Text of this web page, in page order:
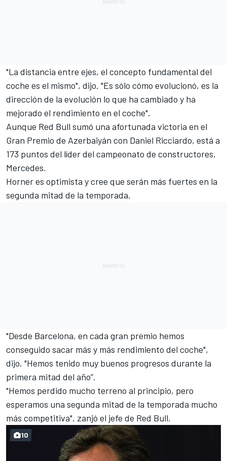
"La distancia entre ejes, el concepto fundamental del
coche es el mismo", dijo. "Es sólo cómo evolucionó, es la
dirección de la evolución lo que ha cambiado y ha
mejorado el rendimiento en el coche".
Aunque Red Bull sumó una afortunada victoria en el
Gran Premio de Azerbaiyán con Daniel Ricciardo, está a
173 puntos del líder del campeonato de constructores,
Mercedes.
Horner es optimista y cree que serán más fuertes en la
segunda mitad de la temporada.
"Desde Barcelona, ​​en cada gran premio hemos
conseguido sacar más y más rendimiento del coche",
dijo. "Hemos tenido muy buenos progresos durante la
primera mitad del año”.
"Hemos perdido mucho terreno al principio, pero
esperamos una segunda mitad de la temporada mucho
más competitiva", zanjó el jefe de Red Bull.
10